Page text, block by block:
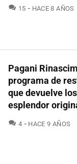
15 COMENTARIOS
HACE 8 AÑOS
Pagani
programa de
que devuelve
esplendor
4 COMENTARIOS
HACE 9 AÑOS